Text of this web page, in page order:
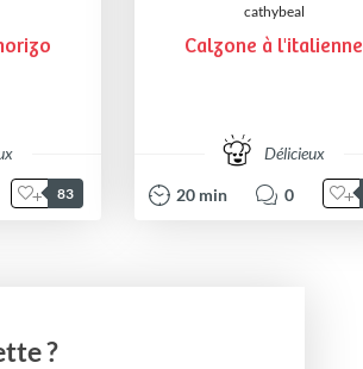
83
cathybeal
Calzone à l'italienne
Délicieux
20 min 0
?